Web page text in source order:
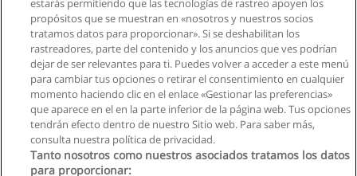
estarás permitiendo que las tecnologías de rastreo apoyen los
propósitos que se muestran en «nosotros y nuestros socios
tratamos datos para proporcionar». Si se deshabilitan los
rastreadores, parte del contenido y los anuncios que ves podrían
dejar de ser relevantes para ti. Puedes volver a acceder a este menú
para cambiar tus opciones o retirar el consentimiento en cualquier
momento haciendo clic en el enlace «Gestionar las preferencias»
que aparece en el en la parte inferior de la página web. Tus opciones
tendrán efecto dentro de nuestro Sitio web. Para saber más,
consulta nuestra política de privacidad.
Tanto nosotros como nuestros asociados tratamos los datos
para proporcionar: